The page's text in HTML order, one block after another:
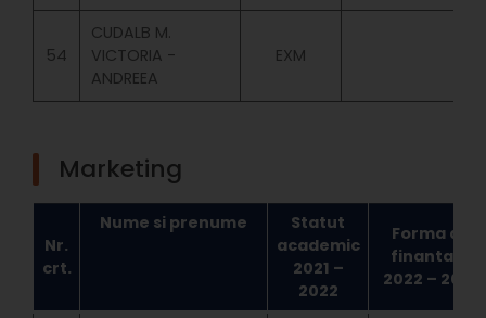
54
CUDALB M.
VICTORIA -
ANDREEA
EXM
Marketing
Nr.
crt.
Nume si prenume
Statut
academic
2021 –
2022
Forma de
finantare
2022 – 2023